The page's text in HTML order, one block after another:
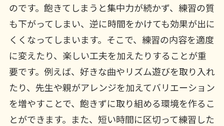
のです。飽きてしまうと集中力が続かず、練習の質
も下がってしまい、逆に時間をかけても効果が出に
くくなってしまいます。そこで、練習の内容を適度
に変えたり、楽しい工夫を加えたりすることが重
要です。例えば、好きな曲やリズム遊びを取り入れ
たり、先生や親がアレンジを加えてバリエーション
を増やすことで、飽きずに取り組める環境を作るこ
とができます。また、短い時間に区切って練習した